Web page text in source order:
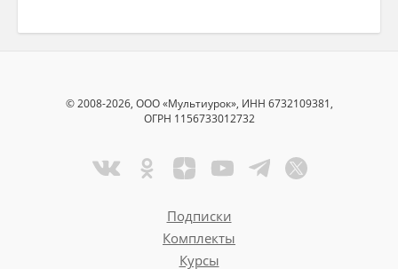
© 2008-2026, ООО «Мультиурок», ИНН 6732109381,
ОГРН 1156733012732
Подписки
Комплекты
Курсы